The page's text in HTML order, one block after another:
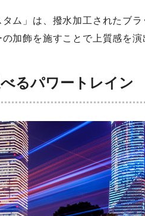
ム」は、撥水加工されたブ
加飾を施すことで上質感を演
るパワートレイン